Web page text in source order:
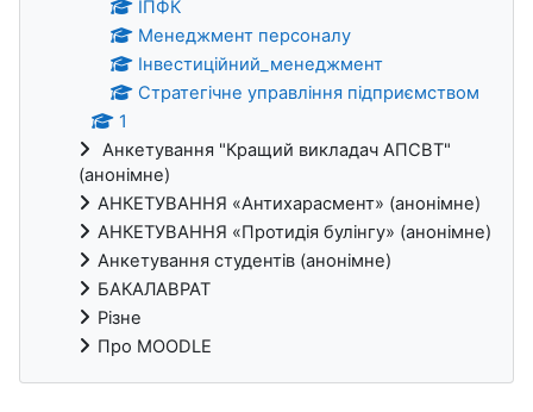
ІПФК
Менеджмент персоналу
Інвестиційний_менеджмент
Стратегічне управління підприємством
1
Анкетування "Кращий викладач АПСВТ"
(анонімне)
АНКЕТУВАННЯ «Антихарасмент» (анонімне)
АНКЕТУВАННЯ «Протидія булінгу» (анонімне)
Анкетування студентів (анонімне)
БАКАЛАВРАТ
Різне
Про MOODLE